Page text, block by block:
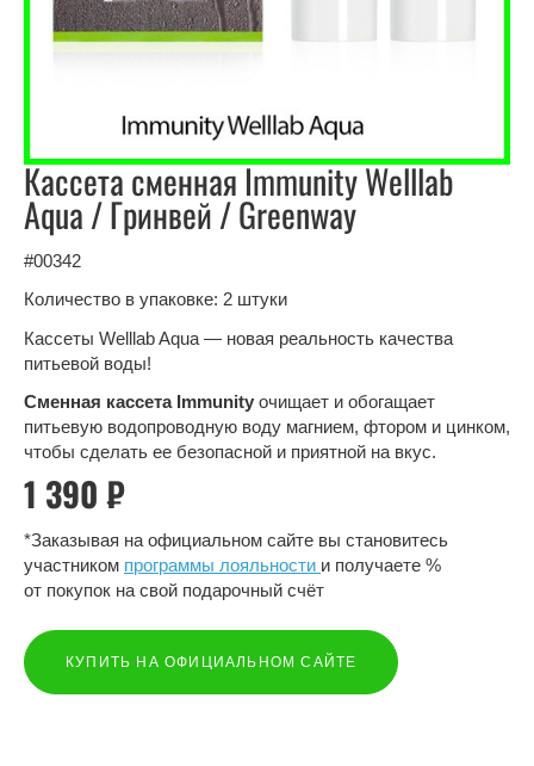
Кассета сменная Immunity Welllab
Aqua / Гринвей / Greenway
#00342
Количество в упаковке: 2 штуки
Кассеты Welllab Aqua — новая реальность качества
питьевой воды!
Сменная кассета Immunity очищает и обогащает
питьевую водопроводную воду магнием, фтором и цинком,
чтобы сделать ее безопасной и приятной на вкус.
1 390 ₽
*Заказывая на официальном сайте вы становитесь
участником программы лояльности и получаете %
от покупок на свой подарочный счёт
КУПИТЬ НА ОФИЦИАЛЬНОМ САЙТЕ